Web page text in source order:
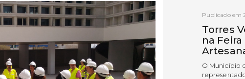
Publicado em
Torres
na
O Município